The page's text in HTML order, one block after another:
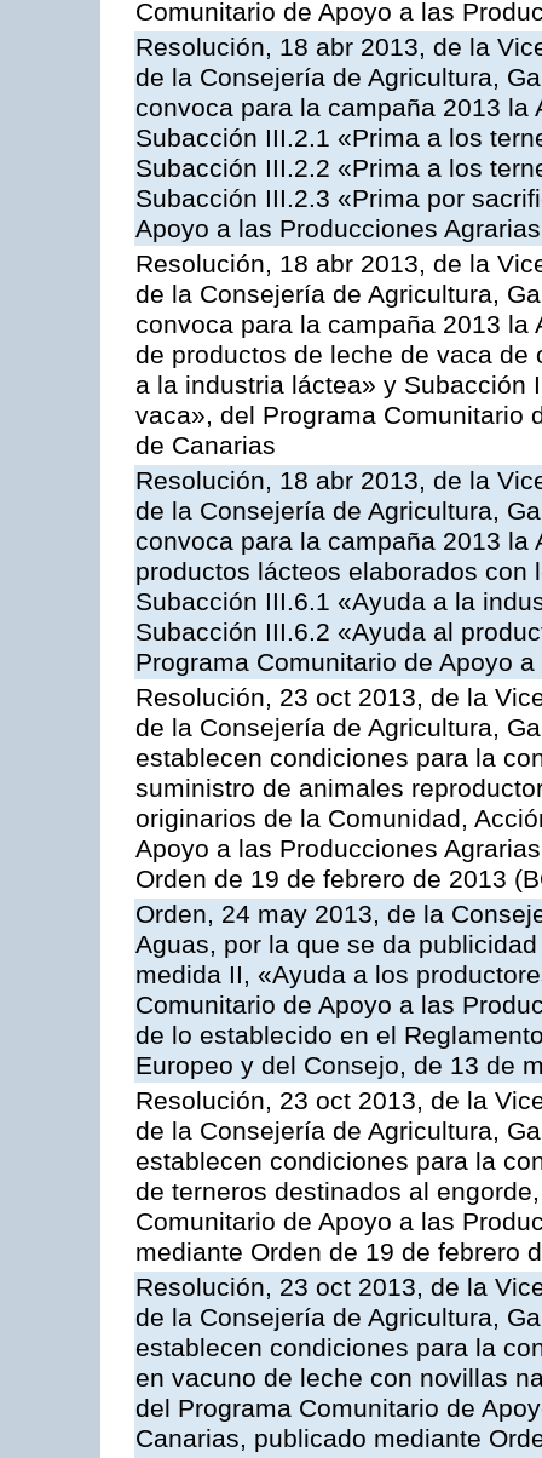
Comunitario de Apoyo a las
Resolución, 18 abr 2013, de la
de la Consejería de Agricultura,
convoca para la campaña 2013
Subacción III.2.1 «Prima a los
Subacción III.2.2 «Prima a los
Subacción III.2.3 «Prima por
Apoyo a las Producciones
Resolución, 18 abr 2013, de la
de la Consejería de Agricultura,
convoca para la campaña 2013
de productos de leche de vaca
a la industria láctea» y Subacción
vaca», del Programa Comunitario
de Canarias
Resolución, 18 abr 2013, de la
de la Consejería de Agricultura,
convoca para la campaña 2013
productos lácteos elaborados
Subacción III.6.1 «Ayuda a la
Subacción III.6.2 «Ayuda al
Programa Comunitario de Apoyo
Resolución, 23 oct 2013, de la
de la Consejería de Agricultura,
establecen condiciones para la
suministro de animales
originarios de la Comunidad,
Apoyo a las Producciones
Orden de 19 de febrero de 2013
Orden, 24 may 2013, de la
Aguas, por la que se da
medida II, «Ayuda a los
Comunitario de Apoyo a las
de lo establecido en el
Europeo y del Consejo, de 13 de
Resolución, 23 oct 2013, de la
de la Consejería de Agricultura,
establecen condiciones para la
de terneros destinados al
Comunitario de Apoyo a las
mediante Orden de 19 de febrero
Resolución, 23 oct 2013, de la
de la Consejería de Agricultura,
establecen condiciones para la
en vacuno de leche con novillas
del Programa Comunitario de
Canarias, publicado mediante